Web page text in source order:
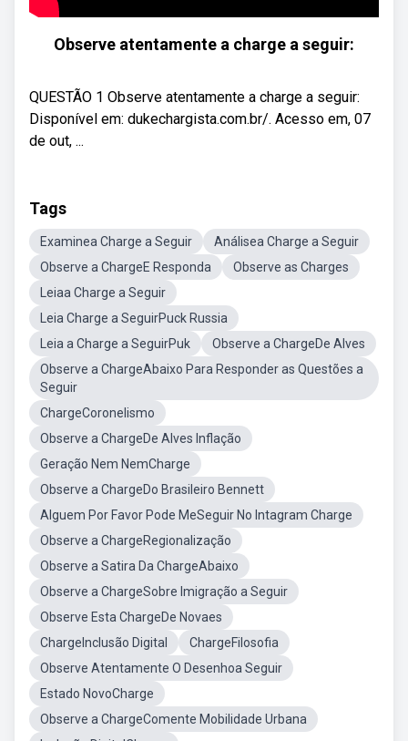
Observe atentamente a charge a seguir:
QUESTÃO 1 Observe atentamente a charge a seguir:
Disponível em: dukechargista.com.br/. Acesso em, 07
de out, ...
Tags
Examinea Charge a Seguir
Análisea Charge a Seguir
Observe a ChargeE Responda
Observe as Charges
Leiaa Charge a Seguir
Leia Charge a SeguirPuck Russia
Leia a Charge a SeguirPuk
Observe a ChargeDe Alves
Observe a ChargeAbaixo Para Responder as Questões a
Seguir
ChargeCoronelismo
Observe a ChargeDe Alves Inflação
Geração Nem NemCharge
Observe a ChargeDo Brasileiro Bennett
Alguem Por Favor Pode MeSeguir No Intagram Charge
Observe a ChargeRegionalização
Observe a Satira Da ChargeAbaixo
Observe a ChargeSobre Imigração a Seguir
Observe Esta ChargeDe Novaes
ChargeInclusão Digital
ChargeFilosofia
Observe Atentamente O Desenhoa Seguir
Estado NovoCharge
Observe a ChargeComente Mobilidade Urbana